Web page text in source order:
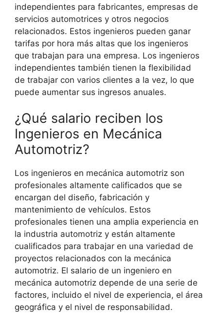
independientes para fabricantes, empresas de
servicios automotrices y otros negocios
relacionados. Estos ingenieros pueden ganar
tarifas por hora más altas que los ingenieros
que trabajan para una empresa. Los ingenieros
independientes también tienen la flexibilidad
de trabajar con varios clientes a la vez, lo que
puede aumentar sus ingresos anuales.
¿Qué salario reciben los
Ingenieros en Mecánica
Automotriz?
Los ingenieros en mecánica automotriz son
profesionales altamente calificados que se
encargan del diseño, fabricación y
mantenimiento de vehículos. Estos
profesionales tienen una amplia experiencia en
la industria automotriz y están altamente
cualificados para trabajar en una variedad de
proyectos relacionados con la mecánica
automotriz. El salario de un ingeniero en
mecánica automotriz depende de una serie de
factores, incluido el nivel de experiencia, el área
geográfica y el nivel de responsabilidad.